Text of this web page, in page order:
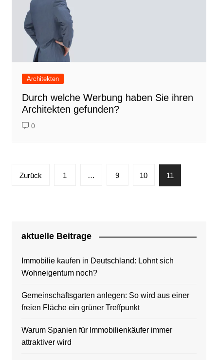
Architekten
Durch welche Werbung haben Sie ihren
Architekten gefunden?
0
Seitennummerierung
Zurück 1 … 9 10 11
aktuelle Beitrage
Immobilie kaufen in Deutschland: Lohnt sich
Wohneigentum noch?
Gemeinschaftsgarten anlegen: So wird aus einer
freien Fläche ein grüner Treffpunkt
Warum Spanien für Immobilienkäufer immer
attraktiver wird